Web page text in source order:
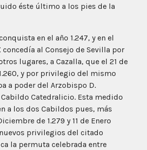
éste último a los pies de la
en el año 1.247, y en el
concedía al Consejo de Sevilla por
lugares, a Cazalla, que el 21 de
y por privilegio del mismo
a poder del Arzobispo D.
Catedralicio. Esta medido
a los dos Cabildos pues, más
de 1.279 y 11 de Enero
privilegios del citado
la permuta celebrada entre